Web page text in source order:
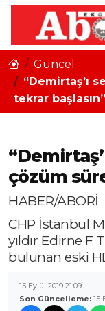
Güncel
“Demirtaş’ı
tekrar başlasın”
çözüm
HABER/ABORİ
CHP İstanbul
yıldır Edirne F
bulunan eski
15 Eylül 2019 21:09
Son Güncelleme: 15